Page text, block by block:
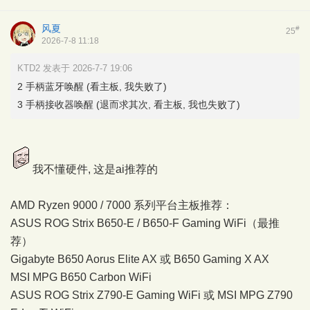
25#
风夏
2026-7-8 11:18
KTD2 发表于 2026-7-7 19:06
2 手柄蓝牙唤醒 (看主板, 我失败了)
3 手柄接收器唤醒 (退而求其次, 看主板, 我也失败了)
我不懂硬件, 这是ai推荐的
AMD Ryzen 9000 / 7000 系列平台主板推荐：
ASUS ROG Strix B650-E / B650-F Gaming WiFi（最推
荐）
Gigabyte B650 Aorus Elite AX 或 B650 Gaming X AX
MSI MPG B650 Carbon WiFi
ASUS ROG Strix Z790-E Gaming WiFi 或 MSI MPG Z790